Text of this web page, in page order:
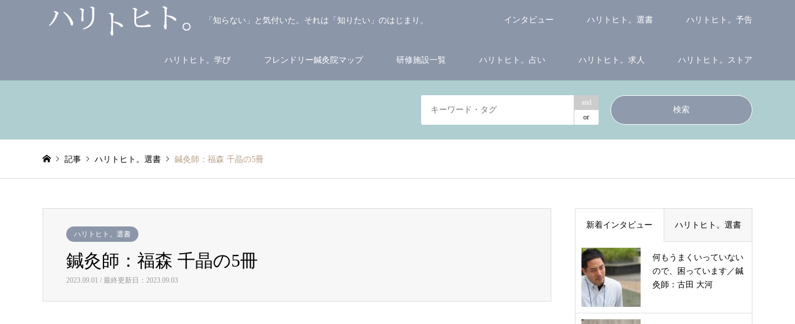
「知らない」と気付いた。それは「知りたい」のはじまり。 インタビュー ハリトヒト。選書 ハリトヒト。予告
ハリトヒト。学び フレンドリー鍼灸院マップ 研修施設一覧 ハリトヒト。占い ハリトヒト。求人 ハリトヒト。ストア
and
or
記事 ハリトヒト。選書 鍼灸師：福森 千晶の5冊
ハリトヒト。選書
鍼灸師：福森 千晶の5冊
2023.09.01 / 最終更新日：2023.09.03
新着インタビュー ハリトヒト。選書
何もうまくいっていない
ので、困っています／鍼
灸師：古田 大河